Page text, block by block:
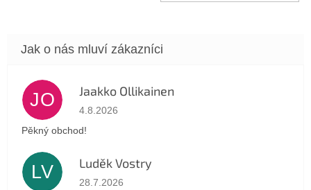
JO Jaakko Ollikainen
Hodnocení obchodu je 5 z 5 hvězdiček.
4.8.2026
Pěkný obchod!
LV Luděk Vostry
Hodnocení obchodu je 5 z 5 hvězdiček.
28.7.2026